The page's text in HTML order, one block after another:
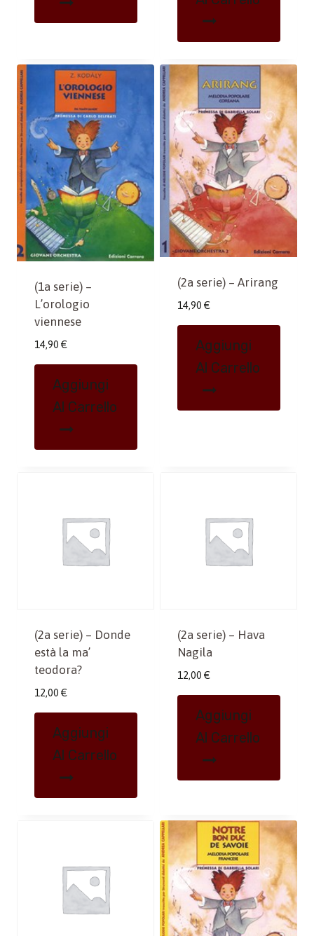
(1a serie) –
L’orologio
viennese
14,90 €
Aggiungi
Al Carrello
(2a serie) – Arirang
14,90 €
Aggiungi
Al Carrello
(2a serie) – Donde
està la ma’
teodora?
12,00 €
Aggiungi
Al Carrello
(2a serie) – Hava
Nagila
12,00 €
Aggiungi
Al Carrello